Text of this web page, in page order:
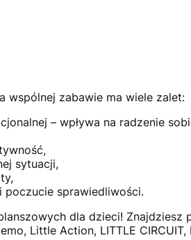
wspólnej zabawie ma wiele zalet:
– wpływa na radzenie
sytuacji,
sprawiedliwości.
dla dzieci! Znajdziesz
Little Action, LITTLE CIRCUIT,